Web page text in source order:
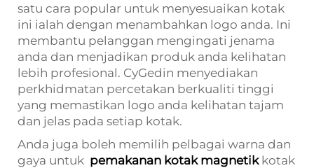
satu cara popular untuk menyesuaikan kotak
ini ialah dengan menambahkan logo anda. Ini
membantu pelanggan mengingati jenama
anda dan menjadikan produk anda kelihatan
lebih profesional. CyGedin menyediakan
perkhidmatan percetakan berkualiti tinggi
yang memastikan logo anda kelihatan tajam
dan jelas pada setiap kotak.
Anda juga boleh memilih pelbagai warna dan
gaya untuk pemakanan kotak magnetik kotak